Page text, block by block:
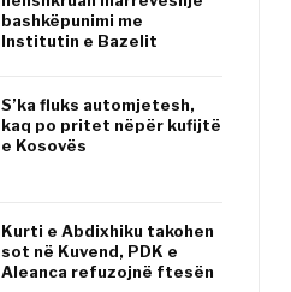
bashkëpunimi me
Institutin e Bazelit
S’ka fluks automjetesh,
kaq po pritet nëpër kufijtë
e Kosovës
Kurti e Abdixhiku takohen
sot në Kuvend, PDK e
Aleanca refuzojnë ftesën